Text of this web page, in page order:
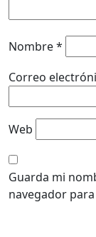
Nombre*
Correo
Web
Guarda mi
navegador